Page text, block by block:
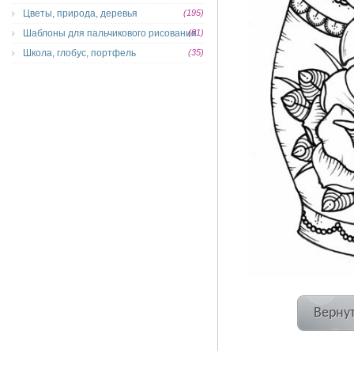
Цветы, природа, деревья (195)
Шаблоны для пальчикового рисования(81)
Школа, глобус, портфель (35)